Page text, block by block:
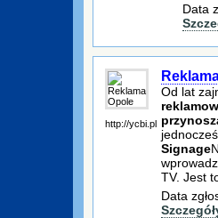
Data
http://ycbi.pl
Od lat
Signage
TV. Jest
Data